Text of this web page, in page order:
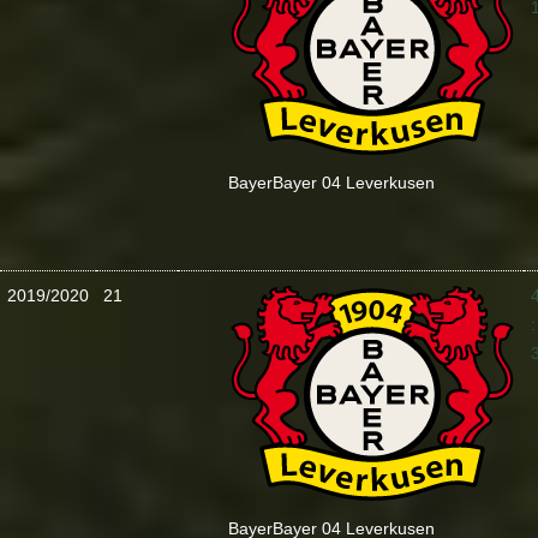
BayerBayer 04 Leverkusen
2019/2020 21
BayerBayer 04 Leverkusen
: